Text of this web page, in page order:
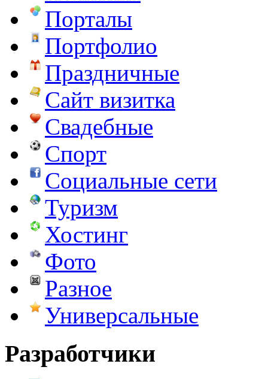
Порталы
Портфолио
Праздничные
Сайт визитка
Свадебные
Спорт
Социальные сети
Туризм
Хостинг
Фото
Разное
Универсальные
Разработчики